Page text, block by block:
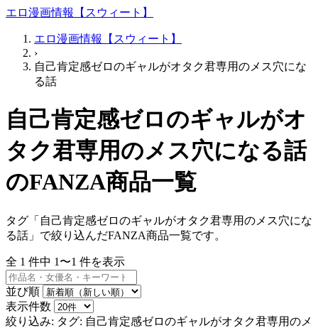
エロ漫画情報【スウィート】
エロ漫画情報【スウィート】
›
自己肯定感ゼロのギャルがオタク君専用のメス穴にな
る話
自己肯定感ゼロのギャルがオ
タク君専用のメス穴になる話
のFANZA商品一覧
タグ「自己肯定感ゼロのギャルがオタク君専用のメス穴にな
る話」で絞り込んだFANZA商品一覧です。
全 1 件中 1〜1 件を表示
並び順
表示件数
絞り込み: タグ: 自己肯定感ゼロのギャルがオタク君専用のメ